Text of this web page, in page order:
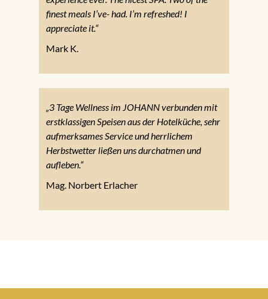
finest meals I’ve- had. I’m refreshed! I
appreciate it.“
Mark K.
„3 Tage Wellness im JOHANN verbunden mit
erstklassigen Speisen aus der Hotelküche, sehr
aufmerksames Service und herrlichem
Herbstwetter ließen uns durchatmen und
aufleben.“
Mag. Norbert Erlacher